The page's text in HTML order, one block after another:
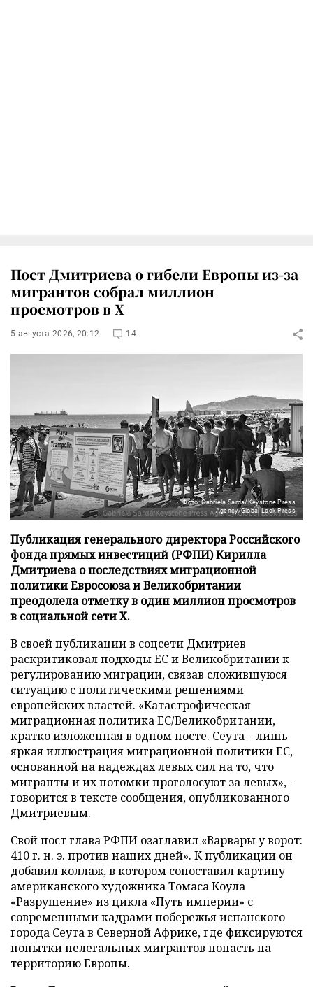
Пост Дмитриева о гибели Европы из-за
мигрантов собрал миллион
просмотров в X
5 августа 2026, 20:12 14
Фото: Gabriela Sarda/Keystone Press
Agency/Global Look Press
Публикация генерального директора Российского
фонда прямых инвестиций (РФПИ) Кирилла
Дмитриева о последствиях миграционной
политики Евросоюза и Великобритании
преодолела отметку в один миллион просмотров
в социальной сети X.
В своей публикации в соцсети Дмитриев
раскритиковал подходы ЕС и Великобритании к
регулированию миграции, связав сложившуюся
ситуацию с политическими решениями
европейских властей. «Катастрофическая
миграционная политика ЕС/Великобритании,
кратко изложенная в одном посте. Сеута – лишь
яркая иллюстрация миграционной политики ЕС,
основанной на надеждах левых сил на то, что
мигранты и их потомки проголосуют за левых», –
говорится в тексте сообщения, опубликованного
Дмитриевым.
Свой пост глава РФПИ озаглавил «Варвары у ворот:
410 г. н. э. против наших дней». К публикации он
добавил коллаж, в котором сопоставил картину
американского художника Томаса Коула
«Разрушение» из цикла «Путь империи» с
современными кадрами побережья испанского
города Сеута в Северной Африке, где фиксируются
попытки нелегальных мигрантов попасть на
территорию Европы.